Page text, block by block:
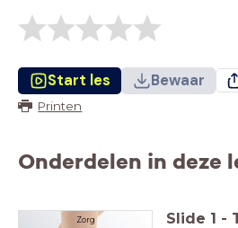
Start les Bewaar
Printen
Onderdelen in deze
Zorg Slide 1 -